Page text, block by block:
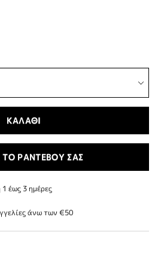
ΚΑΛΑΘΙ
ΤΟ ΡΑΝΤΕΒΟΥ ΣΑΣ
έως 3 ημέρες
άνω των €50